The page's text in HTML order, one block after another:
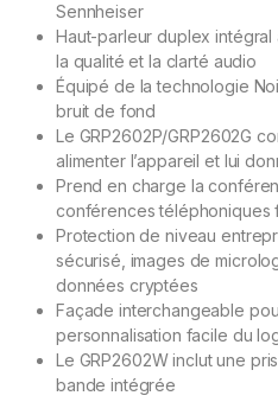
Sennheiser
Haut-parleur duplex
la qualité et la clarté audio
Équipé de la technologie
bruit de fond
Le GRP2602P/GRP2602G
alimenter l’appareil et lui
Prend en charge la
conférences téléphoniques
Protection de niveau
sécurisé, images de
données cryptées
Façade interchangeable
personnalisation facile du
Le GRP2602W inclut une
bande intégrée